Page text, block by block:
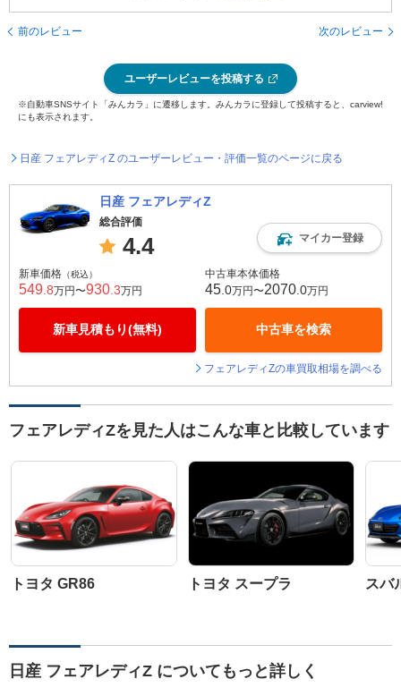
前のレビュー 次のレビュー
ユーザーレビューを投稿する
※自動車SNSサイト「みんカラ」に遷移します。みんカラに登録して投稿すると、carview!
にも表示されます。
日産 フェアレディZ のユーザーレビュー・評価一覧のページに戻る
日産 フェアレディZ
総合評価
4.4 マイカー登録
新車価格 （税込）
549 .8万円〜930 .3万円
新車見積もり(無料)
中古車本体価格
45 .0万円〜2070 .0万円
中古車を検索
フェアレディZの車買取相場を調べる
フェアレディZを見た人はこんな車と比較しています
トヨタ GR86 トヨタ スープラ スバ
日産 フェアレディZ についてもっと詳しく